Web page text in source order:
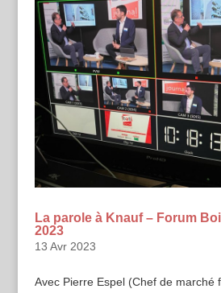
La parole à Knauf – Forum
2023
13 Avr 2023
Avec Pierre Espel (Chef de marché